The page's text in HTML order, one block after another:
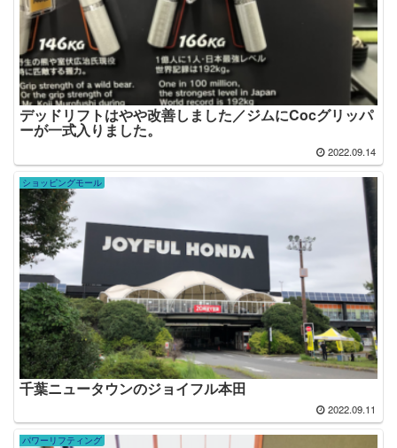
デッドリフトはやや改善しました／ジムにCocグリッパ
ーが一式入りました。
2022.09.14
ショッピングモール
千葉ニュータウンのジョイフル本田
2022.09.11
パワーリフティング